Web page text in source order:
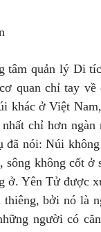
tâm quản lý Di
quan chỉ tay về
khác ở Việt
chỉ hơn ngàn
đã nói: Núi
sông không cốt ở
ở. Yên Tử được
thiêng, bởi nó là
người có